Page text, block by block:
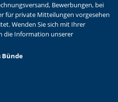
Bewerbungen, bei
für private Mitteilungen vorgesehen
Wenden Sie sich mit Ihrer
die Information unserer
Bünde